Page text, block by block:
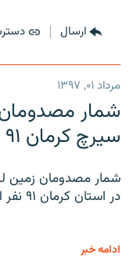
ارسال
مرداد ۰۱, ۱۳۹۷
شمار
سیرچ کرمان ۹۱ نفر اعلام شد
شمار مصدومان زمین
در استان کرمان ۹۱ نفر اعلام شد.
ادامه خبر